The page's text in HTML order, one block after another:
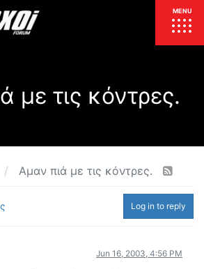
με τις κόντρες.
Αμαν πιά με τις κόντρες.
Log in to reply
Jun 16, 2003, 4:56 PM
4ΤΡΟΧΟΙ